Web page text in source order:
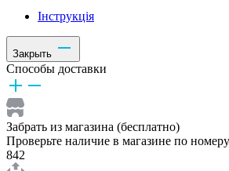
Інструкція
Закрыть
Способы доставки
Забрать из магазина (бесплатно)
Проверьте наличие в магазине по
842